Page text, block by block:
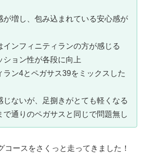
が増し、包み込まれている安心感が
インフィニティランの方が感じる
ション性が各段に向上
ラン4とペガサス39をミックスした
じないが、足捌きがとても軽くなる
で通りのペガサスと同じで問題無し
コースをさくっと走ってきました！